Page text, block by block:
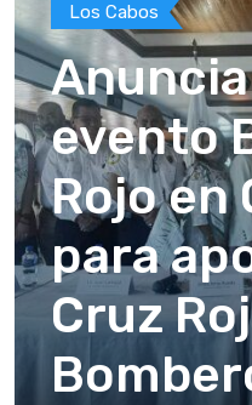
Los Cabos
evento
Rojo en
para
Cruz